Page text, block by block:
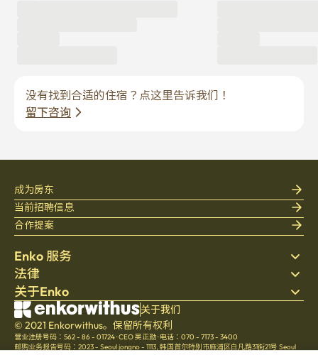
没有找到合适的住宿？点这里告诉我们！
留下咨询
Enko 服务
搜索房源
床上用品
博客
帮助中心
法律
隐私政策
服务条款
取消与退款政策
关于Enko
公司介绍
招聘
文化
成为房东
当前招聘信息
合作提案
关于我们
© 2021 Enkorwithus。保留所有权利
营业注册号码：562 - 86 - 01724·CEO 吴正勋· 电话：070 - 7173 - 3400
邮购业务报告号码：2023 - Seoul jongno - 1113, 韩国首尔特别市麻浦区白凡路31街21号 Seoul